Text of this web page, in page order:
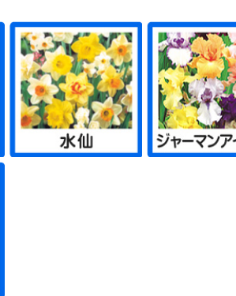
プラグ花苗
ケース花苗
夏植え球根早期販売
秋植え球根メール便配
送
秋植え球根早期販売
芳香水仙
カップ咲水仙
バタフライ咲水仙
八重咲水仙
原種系水仙
お買得水仙
ラッパ咲水仙
アマリリス球根
ポットアマリリス
グラジオラス
ダリア
春植え球根在庫処分セ
ール
四季咲バラ苗
つるバラ苗
イングリッシュローズ
苗
牡丹
芍薬
アケビ苗
イチジク苗
ウメ・アンズ苗
カキ苗
キイチゴ苗
キウイ・サルナシ苗
クリ苗
クワ苗
サクランボ苗
ザクロ苗
スモモ苗
ナシ苗
ナッツ苗
ナツメ苗
ブドウ苗
ブルーベリー苗 ハイブ
サザン
ラビッ
プルーン苗
ポポー苗
モモ苗
リンゴ苗
その他落葉果樹苗
激安落葉果樹苗
大株果樹苗
実つき果樹苗
送料込み果樹苗
果樹苗関連資材
果樹苗在庫処分
南国フルーツ苗
アボカド苗
バナナ苗
ビワ苗
ヤマモモ苗
常緑その他
温州みかん等苗
台つきカンキツ苗
激安カンキツ苗
大菊 厚物
大菊 管物
2024年発表花
2025年発表花
2026年発表花
シンビジウム
デンドロビューム
仏花・墓花
接木 トマト苗
接木 スイカ苗
接木 種なしスイカ苗
接木 キュウリ苗
接木 ナス苗
接木 ピーマン・トウ
ガラシ苗
接木 メロン・ウリ苗
接木 ゴーヤ苗
接木 その他野菜苗
接木4連ポット苗
プレミアム野菜苗
実生 トマト苗
実生 カボチャ・ズッ
キーニ苗
実生 スイカ苗
実生 キュウリ苗
実生 ナス苗
実生 ピーマン・トウ
ガラシ苗
実生 メロン・ウリ苗
実生 ゴーヤ苗
実生 トウモロコシ苗
実生 コンパニオンプ
ランツ苗
実生 その他野菜苗
実生4連ポット苗
実生 ブロッコリー・
カリフラワー苗
さつまいもイモヅルセ
ール
植物予備1 植物予
植物予
植物予
植物2019年過去マス
タ
植物2020年過去マス
タ
植物2021年過去マス
タ
植物2022年過去マス
タ
植物2023年過去マス
タ
植物旧第5カテゴリー
植物テスト商品
植物ネット限定商品2
植物10月DM
植物週末セール
植物夏秋特別チラシ
植物ガチャ球根
植物送料無料
緑肥SALE
SN!BS(野菜たね)
2023年秋植物大感謝
セールチラシ
【売尽し大特価】 イ
モヅル
植物公開準備
春のガーデニング応援
セール
植物予備29 植物予
植物予
植物予
植物予
植物仮登録 植物予
植物予
植物予
植物予
植物予
植物予
植物予
植物予
植物予
植物予
植物予
植物予
植物予
植物予
植物予
植物予
植物予
植物予
植物予
植物予備69 植物予
植物予
植物予
植物予
デンドロビウム 植物予
植物予
植物予
植物予
植物予
植物予備59
植物予備60
植物予備67
植物予備68
植物予備85 植物予
植物予
植物予
植物予
植物予
植物予
植物予
植物予
植物予
植物予
植物予
植物予
植物予備127 植物予
植物予
植物予
品種おまかせ激安野菜
苗
秋冬野菜苗
特価！野菜苗半額セー
ル
2023年オススメ野菜
苗
ベランダ・鉢植え向き
ユリ
ユリ球根 特大球・超
特大球
ユリ特大球・超特大球
半額セール
ユリ球根送料無料
季節咲きユリ
サルビア苗
ゼラニウム苗
カーネーション苗
一年草苗
ハオルチア
アデニウム苗
エアープランツ
グラウンドカバー苗
世界の銘品花苗
花苗送料無料
熱帯花木苗
コチョウラン
その他球根
春植え
ール・
春植え
ール便
球根在
秋植え
オリーブ苗
常緑実つき果樹苗
パッションフルーツ苗
激安カンキツ苗2
じゃばら苗
小原紅早生苗
はるみ苗
フィンガーライム苗
お買得果樹苗
お買得ブルーベリー苗
最新発表花
シクラメン
胡蝶蘭・洋ラン
お中元・サマーギフト
正月特集
希少種・限定品(植物)
温州みかん
文旦・晩白柚・河内晩
柑など
甘平・いよかん
清見・アンコールなど
みかんおすすめ
りんごおすすめ
食品予備2
食品予備3
食品予備4
食品予備5
食品予備6
食品予備7
食品予備8
食品予備9
食品予備13
食品予備14
食品予備16
食品予備17
食品予備18
食品予備19
食品予備21
イボ付鋼管製支柱スー
パー 太さ8mm
イボ付鋼管製支柱スー
パー 太さ11mm
イボ付鋼管製支柱スー
パー 太さ16mm
イボ付鋼管製支柱スー
パー 太さ20mm
イボ付鋼管製支柱 連
結タイプ 太さ16mm
イボ付鋼管製支柱 連
結タイプ 太さ20mm
従来型パイプ支柱部品
防草シート・黒
高密度強力防草シー
ト・黒
高密度強力防草シー
ト・緑
防草シート4年目安・
超耐久防草シート・黒
超耐久防草シート・フ
ェルトタイプ
超耐久防草シート・ソ
ルグリン
強力防草シート・グリ
透水防草シート
反射シート
強力防草シート・白黒
強力防草シート・黒
強力防草シート・ホワ
ザ・バーン
芝生風超耐久防草シー
つる物用・その他
その他 防草シート関
連資材
黒マルチ
黒マルチ（厚手）
銀黒マルチ
黒穴あきマルチ
タマネギ・ニンニク用
穴あきマルチ
銀黒穴あきマルチ
穴あき防草マルチ
穴あき透水マルチ
通水黒マルチ
透水型マルチ
白黒マルチ
サステナマルチ
銀マルチ
敷きワラシルバー
敷きワラシルバーセッ
使い切りマルチ
その他 マルチング関
連資材
防虫きらりんネット・
0.6mm
防虫きらりんネット・
遮光防虫きらりんネッ
虫ダメネット0.75mm
遮光ネット・シルバー
遮光ネット・黒
遮光ネット・白
寒冷紗・白
寒冷紗・黒
丈夫な防鳥ネット
ふんわりガードネット
すっぽり果樹用バード
ネット
お気軽防鳥ネット
果樹すっぽり防鳥ネッ
ナチュラル防鳥ネット
防鳥ネットDX
資材予備73
資材予備74
資材予備75
資材予備76
資材予備77
カエルオーナメント
扇風機
資材予備51
資材予備52
資材予備53
資材予備54
資材予備55
資材予備56
資材予備58
資材予備59
資材予備60
資材予備61
資材予備62
資材予備63
資材予備65
資材予備66
資材予備67
資材予備68
資材予備69
資材予備70
資材予備79
資材予備80
資材予備81
資材予備82
資材予備83
資材予備84
資材予備87
資材予備88
資材予備89
資材予備91
資材予備92
資材予備93
資材予備94
資材予備96
資材予備97
資材予備98
資材予備99
資材予備101
資材予備102
資材予備103
資材予備104
資材予備105
資材予備106
資材予備107
資材予備108
資材予備109
資材予備110
資材予備111
資材予備113
資材予備114
資材予備115
資材予備116
資材予備117
資材予備118
資材予備119
資材予備120
資材予備121
資材予備122
資材予備123
資材予備125
資材予備126
資材予備127
資材予備128
資材予備129
資材予備130
資材予備132
資材予備133
資材予備134
資材予備139
資材予備140
資材予備141
資材予備142
資材予備143
資材予備144
資材予備135
資材予備146
資材予備147
資材予備148
資材予備149
資材予備150
資材予備151
資材予備153
資材予備154
資材予備155
資材予備156
資材予備157
資材予備158
資材予備160
資材予備161
資材予備162
資材予備163
資材予備164
資材予備165
資材予備167
資材予備168
資材予備169
資材予備170
資材予備171
資材予備172
資材予備174
資材予備175
資材予備176
資材予備177
資材予備178
資材予備182
資材予備183
資材予備184
資材予備185
資材予備186
資材予備187
資材予備189
資材予備190
資材予備191
資材予備192
資材予備194
資材予備196
資材予備197
資材予備198
資材予備199
資材予備200
資材予備201
資材予備203
資材予備204
資材予備205
資材予備206
資材予備207
資材予備208
資材予備209
資材予備210
資材予備211
資材予備212
資材予備213
資材予備214
資材予備215
資材予備216
資材予備217
資材予備218
資材予備219
資材予備220
資材予備221
資材予備224
資材予備225
資材予備226
資材予備227
資材予備228
資材予備229
資材予備231
資材予備232
資材予備233